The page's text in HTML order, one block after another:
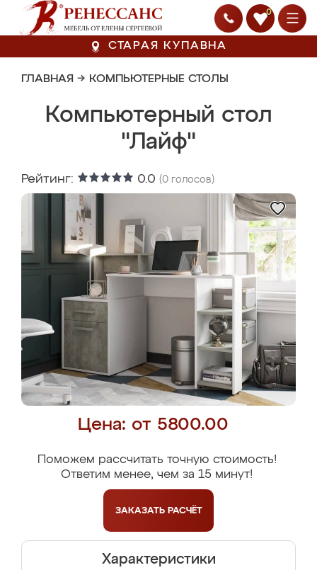
0
СТАРАЯ КУПАВНА
ГЛАВНАЯ → КОМПЬЮТЕРНЫЕ СТОЛЫ
Компьютерный стол
"Лайф"
Рейтинг: 0.0 (0 голосов)
Цена: от 5800.00
Поможем рассчитать точную стоимость!
Ответим менее, чем за 15 минут!
ЗАКАЗАТЬ РАСЧЁТ
Характеристики